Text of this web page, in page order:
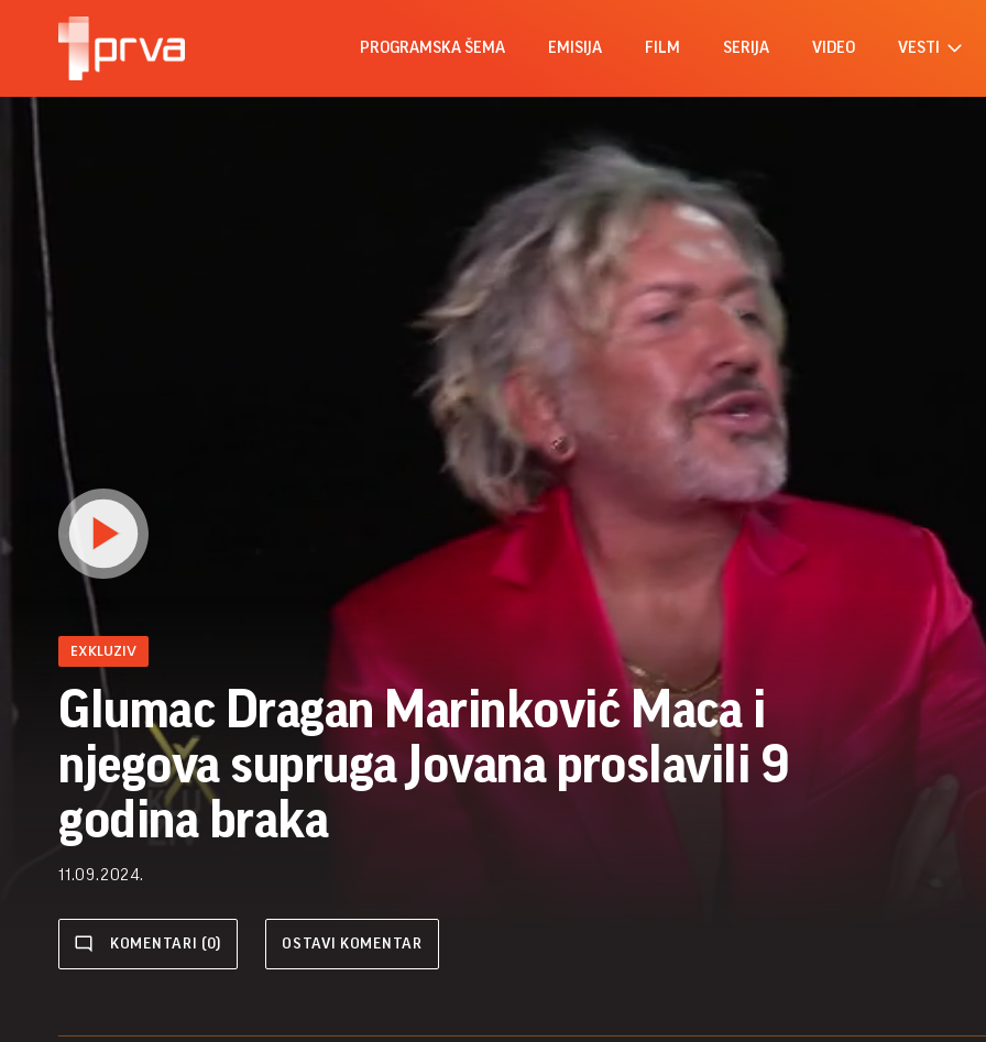
PROGRAMSKA ŠEMA EMISIJA FILM SERIJA VIDEO VESTI
EXKLUZIV
Glumac Dragan Marinković Maca i
njegova supruga Jovana proslavili 9
godina braka
11.09.2024.
KOMENTARI (0) OSTAVI KOMENTAR